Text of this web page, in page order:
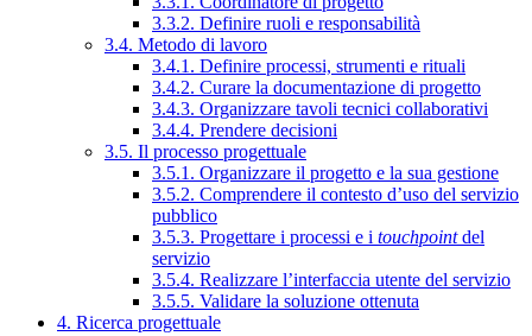
3.3.2. Definire ruoli e responsabilità
3.4. Metodo di lavoro
3.4.1. Definire processi, strumenti e rituali
3.4.2. Curare la documentazione di progetto
3.4.3. Organizzare tavoli tecnici collaborativi
3.4.4. Prendere decisioni
3.5. Il processo progettuale
3.5.1. Organizzare il progetto e la sua gestione
3.5.2. Comprendere il contesto d’uso del servizio
pubblico
3.5.3. Progettare i processi e i touchpointdel
servizio
3.5.4. Realizzare l’interfaccia utente del servizio
3.5.5. Validare la soluzione ottenuta
4. Ricerca progettuale